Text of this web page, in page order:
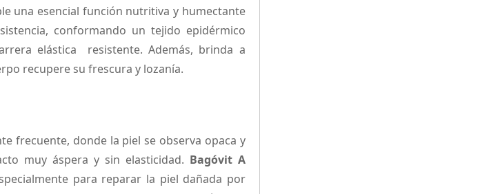
una esencial función nutritiva y humectante
conformando un tejido epidérmico
elástica resistente. Además, brinda a
recupere su frescura y lozanía.
frecuente, donde la piel se observa opaca y
muy áspera y sin elasticidad. Bagóvit A
para reparar la piel dañada por